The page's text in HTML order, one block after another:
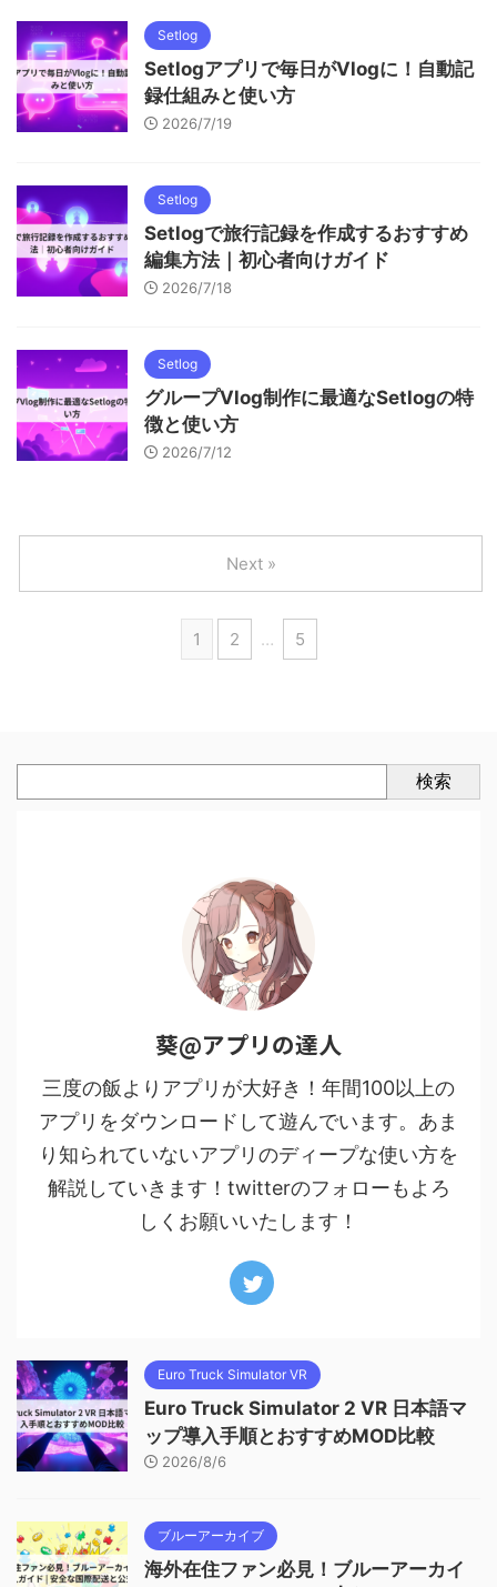
Setlog
Setlogアプリで毎日がVlogに！自動記
録仕組みと使い方
2026/7/19
Setlog
Setlogで旅行記録を作成するおすすめ
編集方法｜初心者向けガイド
2026/7/18
Setlog
グループVlog制作に最適なSetlogの特
徴と使い方
2026/7/12
1 2 … 5
Next »
検索
葵@アプリの達人
三度の飯よりアプリが大好き！年間100以上の
アプリをダウンロードして遊んでいます。あま
り知られていないアプリのディープな使い方を
解説していきます！twitterのフォローもよろ
しくお願いいたします！
Euro Truck Simulator VR
Euro Truck Simulator 2 VR 日本語マ
ップ導入手順とおすすめMOD比較
2026/8/6
ブルーアーカイブ
海外在住ファン必見！ブルーアーカイ